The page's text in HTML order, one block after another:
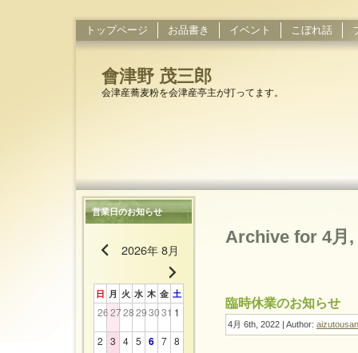
トップページ お品書き イベント こぼれ話
會津野 茂三郎
会津産蕎麦粉を会津産亭主が打ってます。
営業日のお知らせ
2026年 8月
日 月 火 水 木 金 土
262728293031 1
2 3 4 5 6 7 8
Archive for 4月,
臨時休業のお知らせ
4月 6th, 2022 | Author: aizutousan